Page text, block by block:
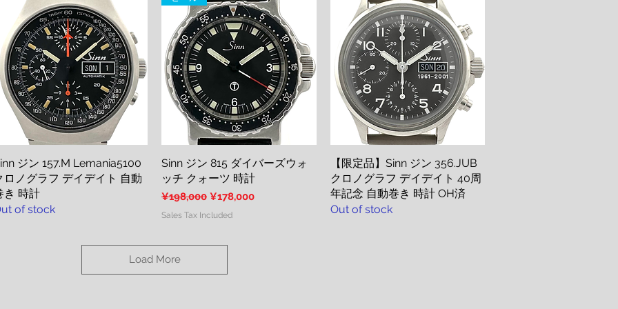
Quick View
ジン 157.M Lemania5100
ロノグラフ デイデイト 自動
き 時計
of stock
Quick View
Sinn ジン 815 ダイバーズウォ
ッチ クォーツ 時計
Regular Price
¥198,000 Sale Price
¥178,000
Sales Tax Included
Quick View
【限定品】Sinn ジン 356.JUB
クロノグラフ デイデイト 40周
年記念 自動巻き 時計 OH済
Out of stock
Load More